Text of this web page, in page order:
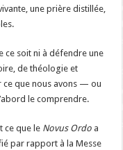
une prière distillée,
ce soit ni à défendre une
de théologie et
ce que nous avons — ou
le comprendre.
ce que le Novus Ordo a
par rapport à la Messe